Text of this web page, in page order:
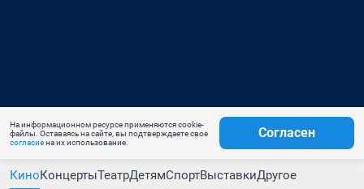
На информационном ресурсе применяются cookie-
файлы. Оставаясь на сайте, вы подтверждаете свое
согласиена их использование.
Согласен
КиноКонцертыТеатрДетямСпортВыставкиДругое